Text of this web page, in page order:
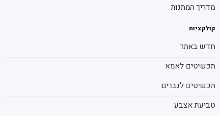
מדריך המתנות
קולקציות
חדש באתר
תכשיטים לאמא
תכשיטים לגברים
טביעת אצבע